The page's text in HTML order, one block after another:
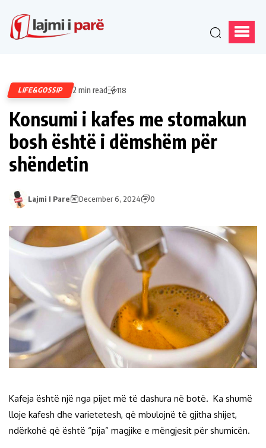
LIFE&GOSSIP 2 min read 118
Konsumi i kafes me stomakun
bosh është i dëmshëm për
shëndetin
Lajmi I Pare December 6, 2024 0
Kafeja është një nga pijet më të dashura në botë. Ka shumë
lloje kafesh dhe varietetesh, që mbulojnë të gjitha shijet,
ndërkohë që është “pija” magjike e mëngjesit për shumicën.